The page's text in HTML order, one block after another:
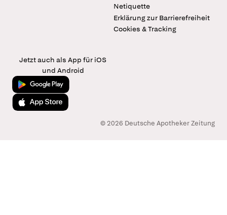
Netiquette
Erklärung zur Barrierefreiheit
Cookies & Tracking
Jetzt auch als App für iOS
und Android
Jetzt bei Google Play
Laden im App Store
© 2026 Deutsche Apotheker Zeitung